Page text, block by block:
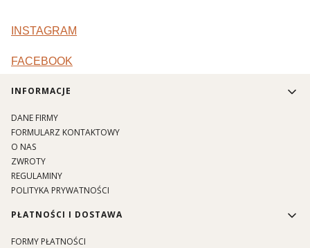
INSTAGRAM
FACEBOOK
Linki w stopce
INFORMACJE
DANE FIRMY
FORMULARZ KONTAKTOWY
O NAS
ZWROTY
REGULAMINY
POLITYKA PRYWATNOŚCI
PŁATNOŚCI I DOSTAWA
FORMY PŁATNOŚCI